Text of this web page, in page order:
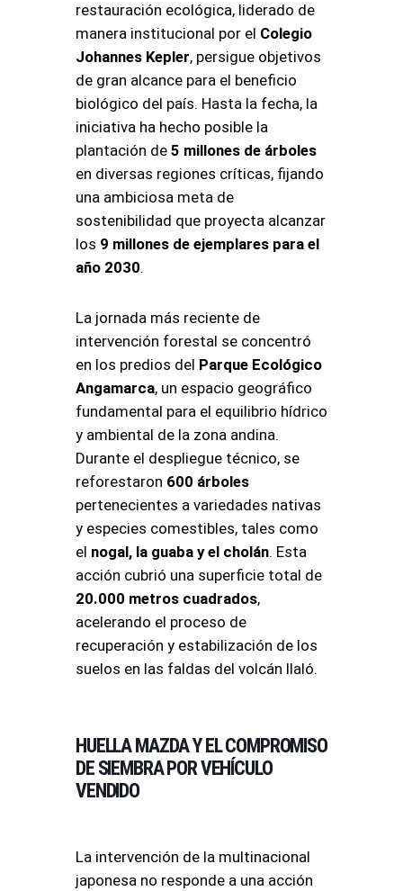
restauración ecológica, liderado de
manera institucional por el Colegio
Johannes Kepler, persigue objetivos
de gran alcance para el beneficio
biológico del país. Hasta la fecha, la
iniciativa ha hecho posible la
plantación de 5 millones de árboles
en diversas regiones críticas, fijando
una ambiciosa meta de
sostenibilidad que proyecta alcanzar
los 9 millones de ejemplares para el
año 2030.
La jornada más reciente de
intervención forestal se concentró
en los predios del Parque Ecológico
Angamarca, un espacio geográfico
fundamental para el equilibrio hídrico
y ambiental de la zona andina.
Durante el despliegue técnico, se
reforestaron 600 árboles
pertenecientes a variedades nativas
y especies comestibles, tales como
el nogal, la guaba y el cholán. Esta
acción cubrió una superficie total de
20.000 metros cuadrados,
acelerando el proceso de
recuperación y estabilización de los
suelos en las faldas del volcán Ilaló.
HUELLA MAZDA Y EL COMPROMISO
DE SIEMBRA POR VEHÍCULO
VENDIDO
La intervención de la multinacional
japonesa no responde a una acción